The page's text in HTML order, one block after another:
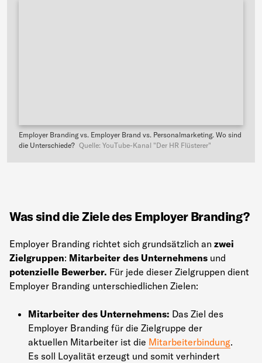
Employer Branding vs. Employer Brand vs. Personalmarketing. Wo sind
die Unterschiede? Quelle: YouTube-Kanal "Der HR Flüsterer"
Was sind die Ziele des Employer Branding?
Employer Branding richtet sich grundsätzlich an zwei
Zielgruppen: Mitarbeiter des Unternehmens und
potenzielle Bewerber. Für jede dieser Zielgruppen dient
Employer Branding unterschiedlichen Zielen:
Mitarbeiter des Unternehmens: Das Ziel des
Employer Branding für die Zielgruppe der
aktuellen Mitarbeiter ist die Mitarbeiterbindung.
Es soll Loyalität erzeugt und somit verhindert